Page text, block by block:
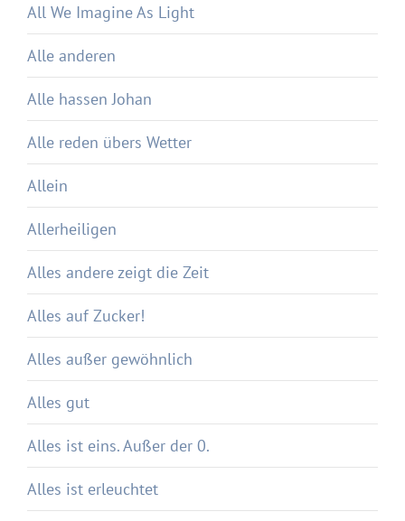
All We Imagine As Light
Alle anderen
Alle hassen Johan
Alle reden übers Wetter
Allein
Allerheiligen
Alles andere zeigt die Zeit
Alles auf Zucker!
Alles außer gewöhnlich
Alles gut
Alles ist eins. Außer der 0.
Alles ist erleuchtet